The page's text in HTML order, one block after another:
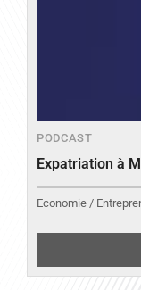
PODCAST
Expatriation à
Economie /